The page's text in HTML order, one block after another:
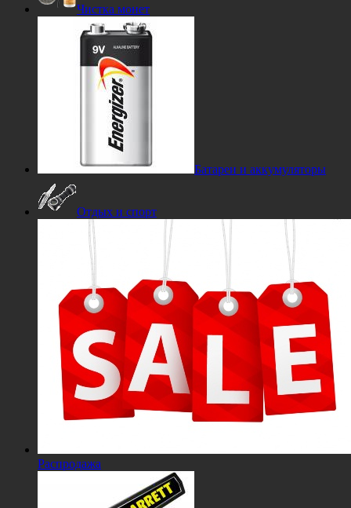
Чистка монет
Батареи и аккумуляторы
Отдых и спорт
Распродажа